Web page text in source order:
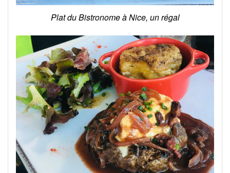
Plat du Bistronome à Nice, un régal